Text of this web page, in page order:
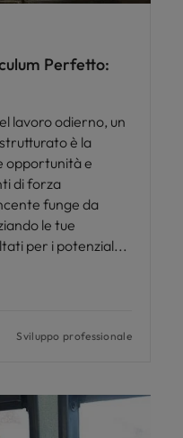
Perfetto:
lavoro odierno, un
è la
opportunità e
di forza
funge da
le tue
per i potenzial
Sviluppo professionale